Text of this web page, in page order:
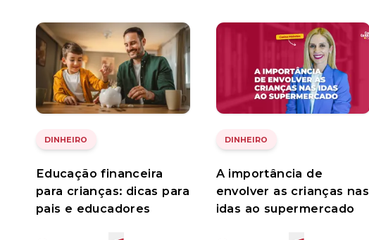
DINHEIRO
Educação financeira
para crianças: dicas para
pais e educadores
DINHEIRO
A importância de
envolver as crianças nas
idas ao supermercado